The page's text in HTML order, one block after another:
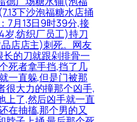
下沙泡福糖水店捅
7月13日9时39分,接
,纺织厂员工)持刀
店店主)刺死。网友
长的刀就跟剁排骨一
死者拿手挡,挡了几
一直躲,但是门被那
很大力的撞那个凶手,
上了,然后凶手就一直
在抽搐,那个男的又